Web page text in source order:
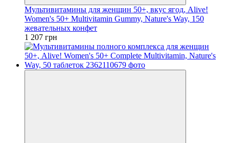
Мультивитамины для женщин 50+, вкус ягод, Alive!
Women's 50+ Multivitamin Gummy, Nature's Way, 150
жевательных конфет
1 207 грн